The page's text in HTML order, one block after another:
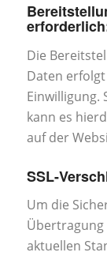
Die
Daten
Einwilligung.
kann es
auf der
SSL-
Um die
Übertragung
aktuellen